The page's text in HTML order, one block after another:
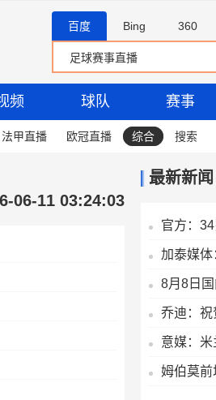
百度 Bing 360
频 球队 赛事
法甲直播 欧冠直播 综合 搜索
06-11 03:24:03
最新新闻